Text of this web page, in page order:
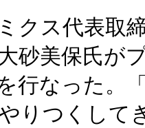
クス代表取
砂美保氏が
行なった。
りつくして